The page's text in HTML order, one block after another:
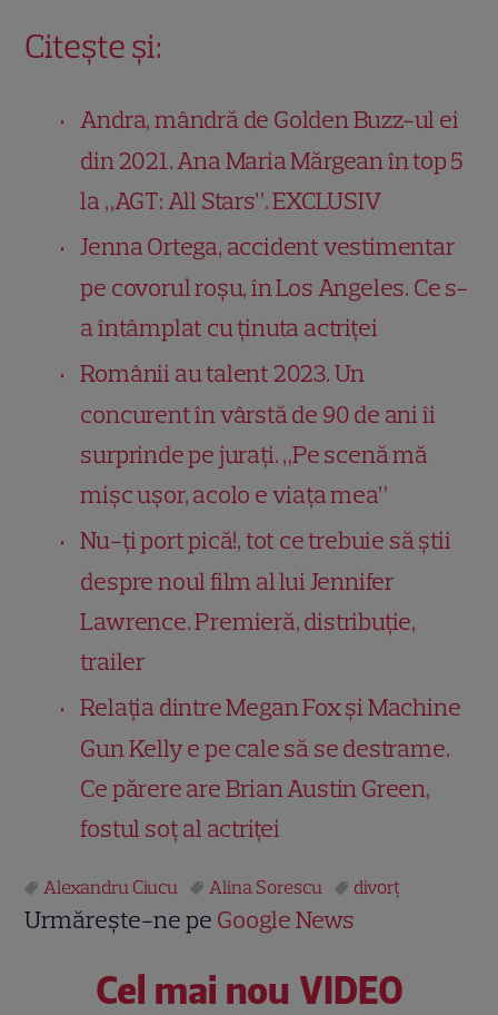
Citește și:
Andra, mândră de Golden Buzz-ul ei
din 2021. Ana Maria Mărgean în top 5
la „AGT: All Stars”. EXCLUSIV
Jenna Ortega, accident vestimentar
pe covorul roșu, în Los Angeles. Ce s-
a întâmplat cu ținuta actriței
Românii au talent 2023. Un
concurent în vârstă de 90 de ani îi
surprinde pe jurați. „Pe scenă mă
mișc ușor, acolo e viața mea”
Nu-ți port pică!, tot ce trebuie să știi
despre noul film al lui Jennifer
Lawrence. Premieră, distribuție,
trailer
Relația dintre Megan Fox și Machine
Gun Kelly e pe cale să se destrame.
Ce părere are Brian Austin Green,
fostul soț al actriței
Alexandru Ciucu Alina Sorescu divorţ
Urmărește-ne pe Google News
Cel mai nou VIDEO